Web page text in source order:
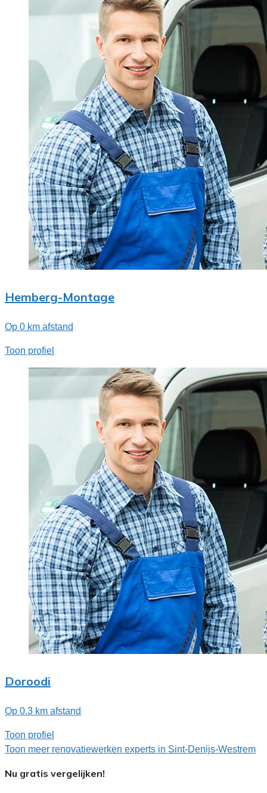
Hemberg-Montage
Op 0 km afstand
Toon profiel
Doroodi
Op 0.3 km afstand
Toon profiel
Toon meer renovatiewerken experts in Sint-Denijs-Westrem
Nu gratis vergelijken!